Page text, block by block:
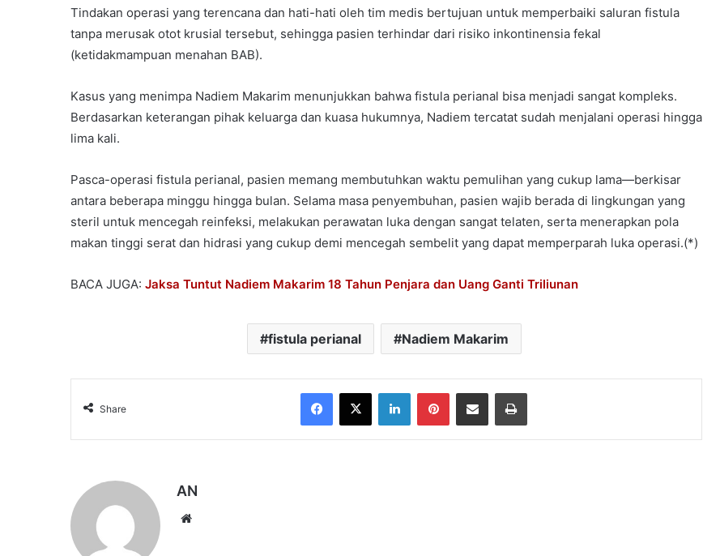
Tindakan operasi yang terencana dan hati-hati oleh tim medis bertujuan untuk memperbaiki saluran fistula
tanpa merusak otot krusial tersebut, sehingga pasien terhindar dari risiko inkontinensia fekal
(ketidakmampuan menahan BAB).
Kasus yang menimpa Nadiem Makarim menunjukkan bahwa fistula perianal bisa menjadi sangat kompleks.
Berdasarkan keterangan pihak keluarga dan kuasa hukumnya, Nadiem tercatat sudah menjalani operasi hingga
lima kali.
Pasca-operasi fistula perianal, pasien memang membutuhkan waktu pemulihan yang cukup lama—berkisar
antara beberapa minggu hingga bulan. Selama masa penyembuhan, pasien wajib berada di lingkungan yang
steril untuk mencegah reinfeksi, melakukan perawatan luka dengan sangat telaten, serta menerapkan pola
makan tinggi serat dan hidrasi yang cukup demi mencegah sembelit yang dapat memperparah luka operasi.(*)
BACA JUGA: Jaksa Tuntut Nadiem Makarim 18 Tahun Penjara dan Uang Ganti Triliunan
fistula perianal Nadiem Makarim
Share
Facebook
X LinkedInPinterestShare via Email Print
AN